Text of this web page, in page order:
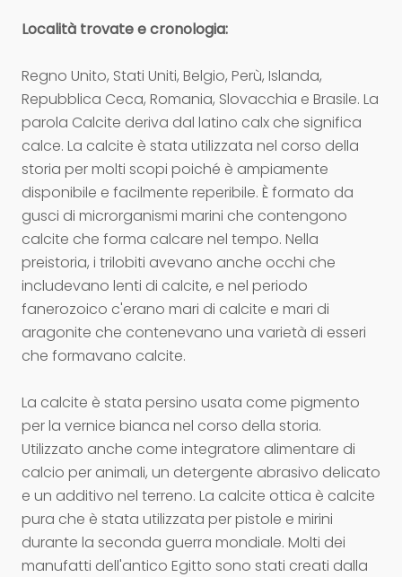
Località trovate e cronologia:
Regno Unito, Stati Uniti, Belgio, Perù, Islanda,
Repubblica Ceca, Romania, Slovacchia e Brasile. La
parola Calcite deriva dal latino calx che significa
calce. La calcite è stata utilizzata nel corso della
storia per molti scopi poiché è ampiamente
disponibile e facilmente reperibile. È formato da
gusci di microrganismi marini che contengono
calcite che forma calcare nel tempo. Nella
preistoria, i trilobiti avevano anche occhi che
includevano lenti di calcite, e nel periodo
fanerozoico c'erano mari di calcite e mari di
aragonite che contenevano una varietà di esseri
che formavano calcite.
La calcite è stata persino usata come pigmento
per la vernice bianca nel corso della storia.
Utilizzato anche come integratore alimentare di
calcio per animali, un detergente abrasivo delicato
e un additivo nel terreno. La calcite ottica è calcite
pura che è stata utilizzata per pistole e mirini
durante la seconda guerra mondiale. Molti dei
manufatti dell'antico Egitto sono stati creati dalla